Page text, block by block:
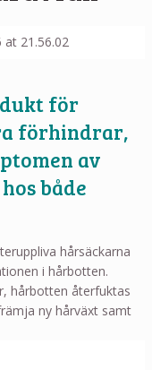
för
förhindrar,
av
både
hårsäckarna
i hårbotten.
hårbotten återfuktas
ny hårväxt samt